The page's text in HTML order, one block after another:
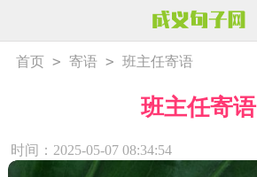
首页 > 寄语 > 班主任寄语
班主任寄语
时间：2025-05-07 08:34:54